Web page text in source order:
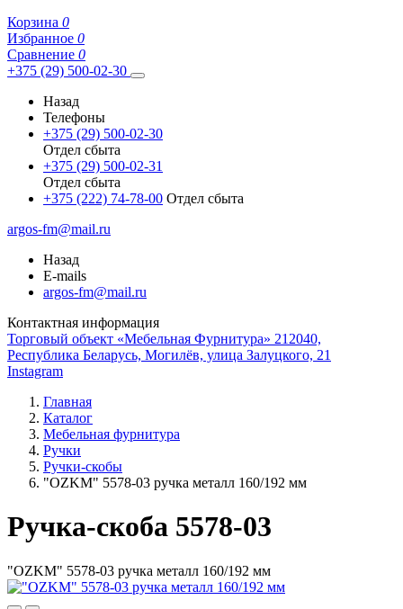
Корзина 0
Избранное 0
Сравнение 0
+375 (29) 500-02-30
Назад
Телефоны
+375 (29) 500-02-30
Отдел сбыта
+375 (29) 500-02-31
Отдел сбыта
+375 (222) 74-78-00 Отдел сбыта
argos-fm@mail.ru
Назад
E-mails
argos-fm@mail.ru
Контактная информация
Торговый объект «Мебельная Фурнитура» 212040,
Республика Беларусь, Могилёв, улица Залуцкого, 21
Instagram
Главная
Каталог
Мебельная фурнитура
Ручки
Ручки-скобы
"OZKM" 5578-03 ручка металл 160/192 мм
Ручка-скоба 5578-03
"OZKM" 5578-03 ручка металл 160/192 мм